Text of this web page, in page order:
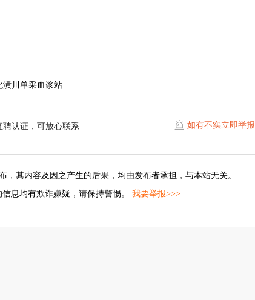
潢川单采血浆站
认证，可放心联系 如有不实立即举报
其内容及因之产生的后果，均由发布者承担，与本站无关。
息均有欺诈嫌疑，请保持警惕。 我要举报>>>